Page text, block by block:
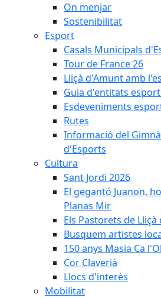
On menjar
Sostenibilitat
Esport
Casals Municipals
Tour de France 26
Lliçà d'Amunt amb
Guia d'entitats
Esdeveniments
Rutes
Informació del
d'Esports
Cultura
Sant Jordi 2026
El gegantó Juanon,
Planas Mir
Els Pastorets de
Busquem artistes
150 anys Masia Ca
Cor Claverià
Llocs d'interès
Mobilitat